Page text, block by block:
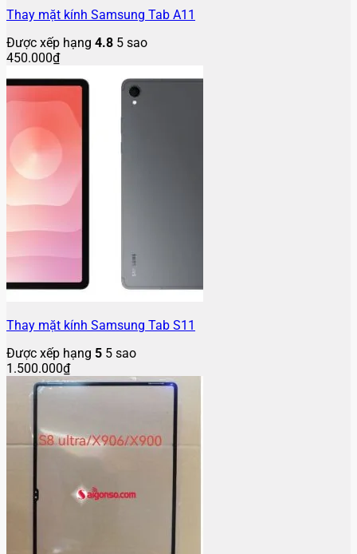
Thay mặt kính Samsung Tab A11
Được xếp hạng 4.8 5 sao
450.000₫
Thay mặt kính Samsung Tab S11
Được xếp hạng 5 5 sao
1.500.000₫